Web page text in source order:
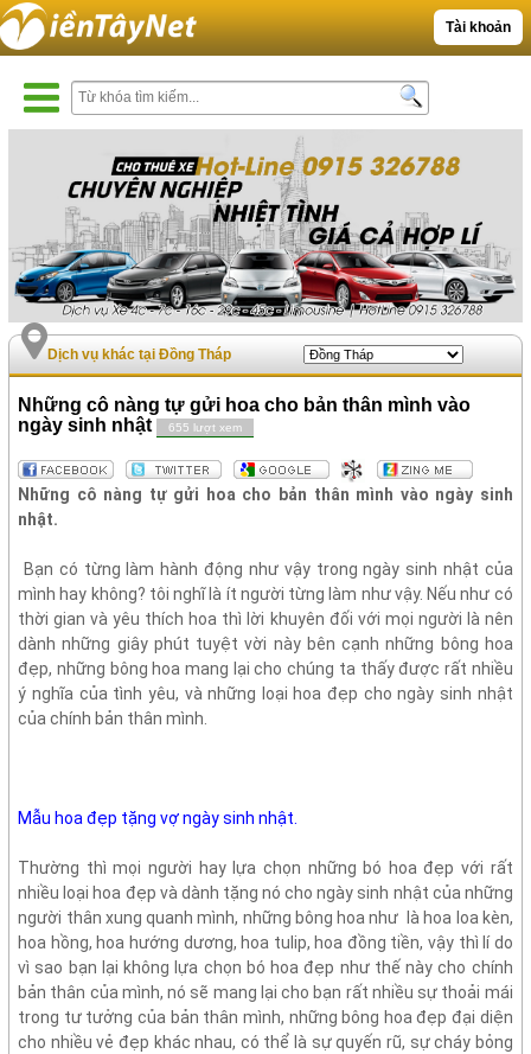
Tài khoản
Dịch vụ khác tại Đồng Tháp
Những cô nàng tự gửi hoa cho bản thân mình vào
ngày sinh nhật
655 lượt xem
Những cô nàng tự gửi hoa cho bản thân mình vào ngày sinh
nhật.
Bạn có từng làm hành động như vậy trong ngày sinh nhật của
mình hay không? tôi nghĩ là ít người từng làm như vậy. Nếu như có
thời gian và yêu thích hoa thì lời khuyên đối với mọi người là nên
dành những giây phút tuyệt vời này bên cạnh những bông hoa
đẹp, những bông hoa mang lại cho chúng ta thấy được rất nhiều
ý nghĩa của tình yêu, và những loại hoa đẹp cho ngày sinh nhật
của chính bản thân mình.
Mẫu hoa đẹp tặng vợ ngày sinh nhật.
Thường thì mọi người hay lựa chọn những bó hoa đẹp với rất
nhiều loại hoa đẹp và dành tặng nó cho ngày sinh nhật của những
người thân xung quanh mình, những bông hoa như
là hoa loa kèn,
hoa hồng, hoa hướng dương, hoa tulip, hoa đồng tiền, vậy thì lí do
vì sao bạn lại không lựa chọn bó hoa đẹp như thế này cho chính
bản thân của mình, nó sẽ mang lại cho bạn rất nhiều sự thoải mái
trong tư tưởng của bản thân mình, những bông hoa đẹp đại diện
cho nhiều vẻ đẹp khác nhau, có thể là sự quyến rũ, sự cháy bỏng